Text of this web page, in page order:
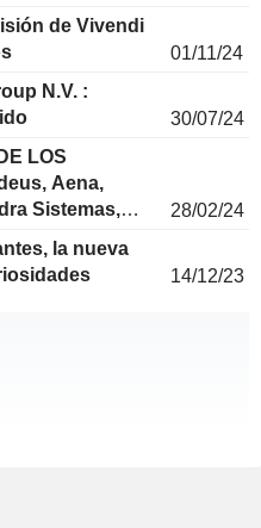
de Vivendi
01/11/24
N.V. :
30/07/24
LOS
Aena,
Sistemas,
28/02/24
la nueva
14/12/23